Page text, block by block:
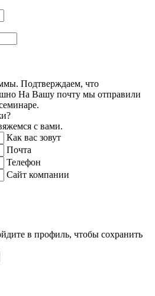
Подтверждаем, что
На Вашу почту мы отправили
с вами.
Как вас зовут
Почта
Телефон
Сайт компании
в профиль, чтобы сохранить